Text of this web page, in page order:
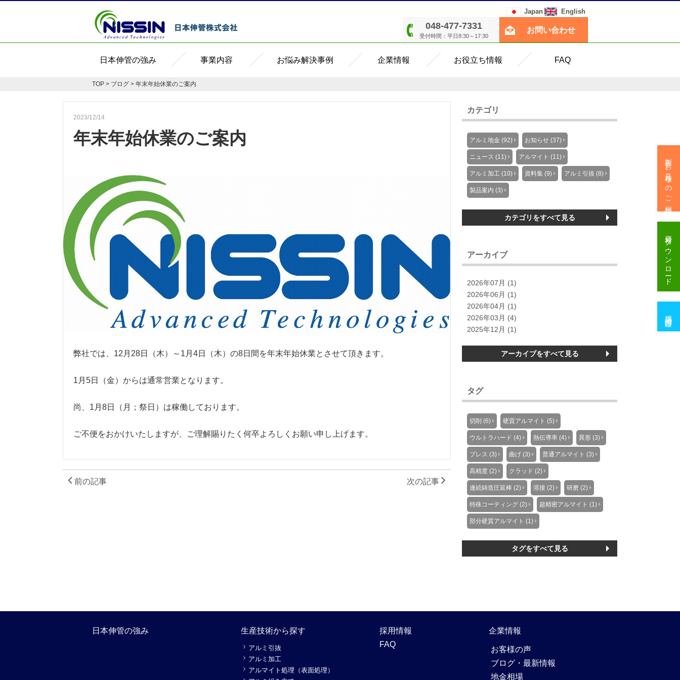
Japan English
048-477-7331
受付時間：平日8:30～17:30
お問い合わせ
日本伸管の強み 事業内容 お悩み解決事例 企業情報 お役立ち情報 FAQ
TOP > ブログ > 年末年始休業のご案内
2023/12/14
年末年始休業のご案内
弊社では、12月28日（木）～1月4日（木）の8日間を年末年始休業とさせて頂きます。
1月5日（金）からは通常営業となります。
尚、1月8日（月；祭日）は稼働しております。
ご不便をおかけいたしますが、ご理解賜りたく何卒よろしくお願い申し上げます。
前の記事 次の記事
カテゴリ
アルミ地金 (92) お知らせ (37)
ニュース (11) アルマイト (11)
アルミ加工 (10) 資料集 (9) アルミ引抜 (8)
製品案内 (3)
カテゴリをすべて見る
アーカイブ
2026年07月 (1)
2026年06月 (1)
2026年04月 (1)
2026年03月 (4)
2025年12月 (1)
アーカイブをすべて見る
タグ
切削 (6) 硬質アルマイト (5)
ウルトラハード (4) 熱伝導率 (4) 異形 (3)
プレス (3) 曲げ (3) 普通アルマイト (3)
高精度 (2) クラッド (2)
連続鋳造圧延棒 (2) 溶接 (2) 研磨 (2)
特殊コーティング (2) 超精密アルマイト (1)
部分硬質アルマイト (1)
タグをすべて見る
日本伸管の強み 生産技術から探す
アルミ引抜
アルミ加工
アルマイト処理（表面処理）
採用情報
FAQ
企業情報
お客様の声
ブログ・最新情報
地金相場
製作・お見積りのご相談
ダウンロード